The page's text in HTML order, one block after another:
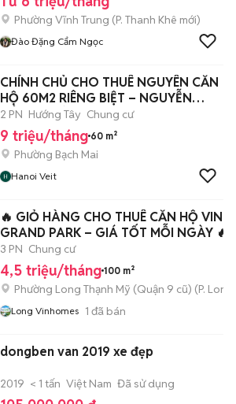
Phường Vĩnh Trung (P. Thanh Khê mới)
Đào Đặng Cẩm Ngọc
CHÍNH CHỦ CHO THUÊ NGUYÊN CĂN
HỘ 60M2 RIÊNG BIỆT – NGUYỄN
CÔNG TRỨ -
2 PN Hướng Tây Chung cư
9 triệu/tháng 60 m²
Phường Bạch Mai
Hanoi Veit
🔥 GIỎ HÀNG CHO THUÊ CĂN HỘ
GRAND PARK – GIÁ TỐT MỖI NGÀY 🔥
3 PN Chung cư
4,5 triệu/tháng 100 m²
Phường Long Thạnh Mỹ (Quận 9 cũ) (P.
Long Vinhomes 1 đã bán
dongben van 2019 xe đẹp
2019 < 1 tấn Việt Nam Đã sử dụng